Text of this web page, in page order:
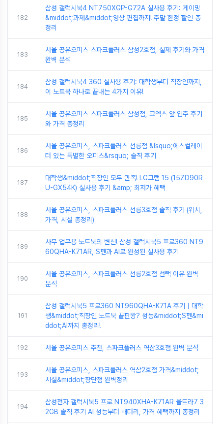
182
삼성 갤럭시북4 NT750XGP-G72A 실사용 후기: 게이밍
&middot;과제&middot;영상 편집까지! 주말 한정 할인 총
정리
183
서울 공유오피스 스파크플러스 삼성2호점, 실제 후기와 가격
완벽 분석
184
삼성 갤럭시북4 360 실사용 후기: 대학생부터 직장인까지,
이 노트북 하나로 끝내는 4가지 이유!
185
서울 공유오피스 스파크플러스 삼성점, 코엑스 앞 입주 후기
와 가격 총정리
186
서울 공유오피스, 스파크플러스 선릉점 &lsquo;에스컬레이
터 있는 특별한 오피스&rsquo; 솔직 후기
187
대학생&middot;직장인 모두 만족! LG그램 15 (15ZD90R
U-GX54K) 실사용 후기 &amp; 최저가 혜택
188
서울 공유오피스, 스파크플러스 선릉3호점 솔직 후기 (위치,
가격, 시설 총정리)
189
사무 업무용 노트북의 변신! 삼성 갤럭시북5 프로360 NT9
60QHA-K71AR, S펜과 AI로 완성된 실사용 후기
190
서울 공유오피스, 스파크플러스 선릉2호점 선택 이유 완벽
분석
191
삼성 갤럭시북5 프로360 NT960QHA-K71A 후기｜대학
생&middot;직장인 노트북 끝판왕? 성능&middot;S펜&mi
ddot;AI까지 총정리!
192 서울 공유오피스 추천, 스파크플러스 역삼3호점 완벽 분석
193
서울 공유오피스, 스파크플러스 역삼2호점 가격&middot;
시설&middot;장단점 완벽정리
194
삼성전자 갤럭시북5 프로 NT940XHA-K71AR 울트라7 3
2GB 솔직 후기 AI 성능부터 배터리, 가격 혜택까지 총정리